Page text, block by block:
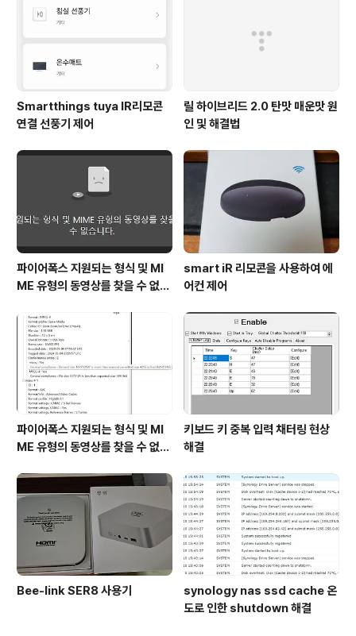
w.dhlottery.co.kr @@||el.dhlottery.co.kr^$popu
p,domain=www.dhlott..
Smartthings tuya IR리모콘
연결 선풍기 제어
릴 하이브리드 2.0 탄맛 매운맛 원
인 및 해결법
파이어폭스 지원되는 형식 및 MI
ME 유형의 동영상를 찾을 수 없습
smart iR 리모콘을 사용하여 에
어컨 제어
파이어폭스 지원되는 형식 및 MI
ME 유형의 동영상를 찾을 수 없습
키보드 키 중복 입력 채터링 현상
해결
Bee-link SER8 사용기
synology nas ssd cache 온
도로 인한 shutdown 해결